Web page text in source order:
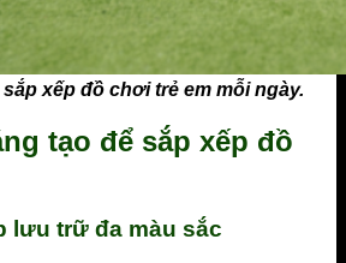
xếp đồ chơi trẻ em mỗi ngày.
tạo để sắp xếp đồ
lưu trữ đa màu sắc